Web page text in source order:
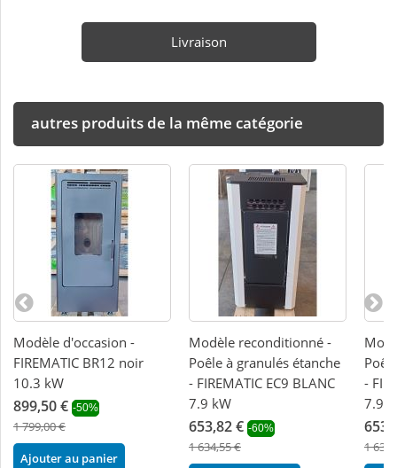
Livraison
autres produits de la même catégorie
Modèle d'occasion -
FIREMATIC BR12 noir
10.3 kW
899,50 € -50%
1 799,00 €
Ajouter au panier
Modèle reconditionné -
Poêle à granulés étanche
- FIREMATIC EC9 BLANC
7.9 kW
653,82 € -60%
1 634,55 €
-
7.9
1